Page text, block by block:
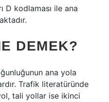
D kodlaması ile ana
DEMEK?
ana yola
Trafik literatüründe
tali yollar ise ikinci